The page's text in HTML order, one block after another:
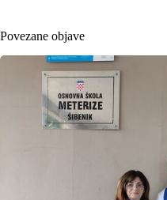
Povezane objave